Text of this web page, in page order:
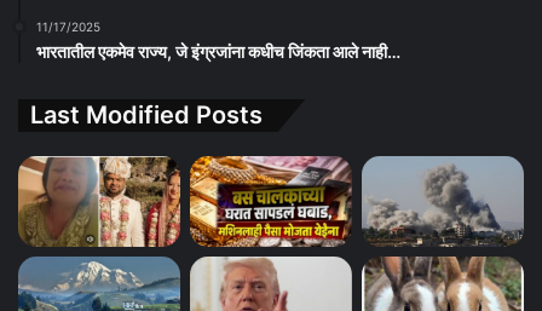
11/17/2025
भारतातील एकमेव राज्य, जे इंग्रजांना कधीच जिंकता आले नाही…
Last Modified Posts